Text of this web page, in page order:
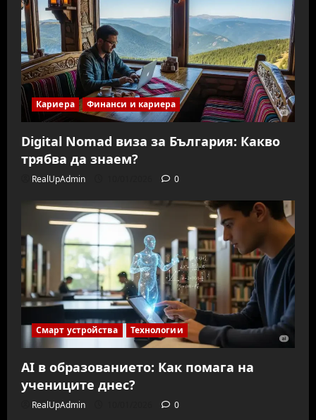
Кариера Финанси и кариера
Digital Nomad виза за България: Какво
трябва да знаем?
RealUpAdmin 0
Смарт устройства Технологии
AI в образованието: Как помага на
учениците днес?
RealUpAdmin 0